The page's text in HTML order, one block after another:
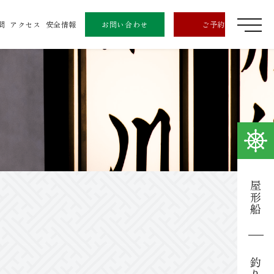
アクセス 安全情報 お問い合わせ ご予約
屋形船